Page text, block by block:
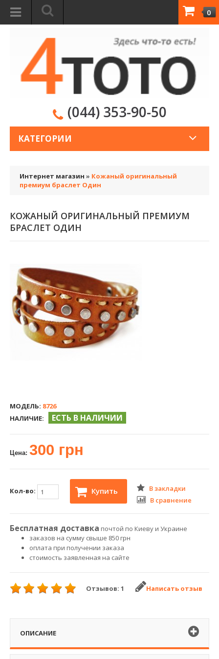
0
(044) 353-90-50
КАТЕГОРИИ
Интернет магазин » Кожаный оригинальный
премиум браслет Один
КОЖАНЫЙ ОРИГИНАЛЬНЫЙ ПРЕМИУМ
БРАСЛЕТ ОДИН
МОДЕЛЬ: 8726
НАЛИЧИЕ:
ЕСТЬ В НАЛИЧИИ
Цена: 300 грн
Кол-во: Купить
В закладки
В сравнение
Бесплатная доставка почтой по Киеву и Украине
заказов на сумму свыше 850 грн
оплата при получении заказа
стоимость заявленная на сайте
Отзывов: 1 Написать отзыв
ОПИСАНИЕ